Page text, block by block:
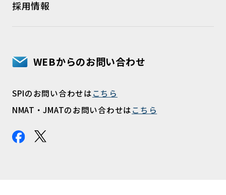
採用情報
WEBからのお問い合わせ
SPIのお問い合わせはこちら
NMAT・JMATのお問い合わせはこちら